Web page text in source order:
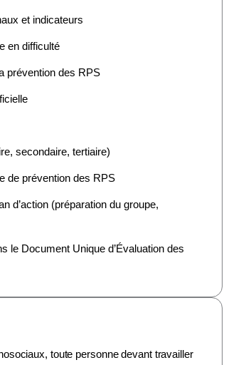
et indicateurs
en difficulté
prévention des RPS
secondaire, tertiaire)
de prévention des RPS
d’action (préparation du groupe,
le Document Unique d’Évaluation des
toute personne devant travailler